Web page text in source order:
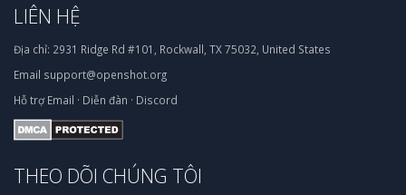
LIÊN HỆ
Địa chỉ: 2931 Ridge Rd #101, Rockwall, TX 75032, United States
Email support@openshot.org
Hỗ trợ Email · Diễn đàn · Discord
THEO DÕI CHÚNG TÔI